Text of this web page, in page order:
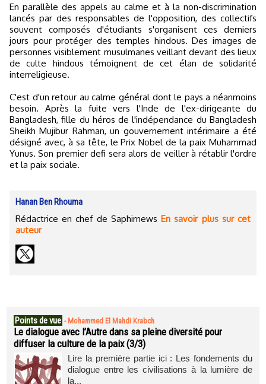
En parallèle des appels au calme et à la non-discrimination
lancés par des responsables de l'opposition, des collectifs
souvent composés d'étudiants s'organisent ces derniers
jours pour protéger des temples hindous. Des images de
personnes visiblement musulmanes veillant devant des lieux
de culte hindous témoignent de cet élan de solidarité
interreligieuse.
C'est d'un retour au calme général dont le pays a néanmoins
besoin. Après la fuite vers l'Inde de l'ex-dirigeante du
Bangladesh, fille du héros de l'indépendance du Bangladesh
Sheikh Mujibur Rahman, un gouvernement intérimaire a été
désigné avec, à sa tête, le Prix Nobel de la paix Muhammad
Yunus. Son premier defi sera alors de veiller à rétablir l'ordre
et la paix sociale.
Hanan Ben Rhouma
Rédactrice en chef de SaphirnewsEn savoir plus sur cet
auteur
Points de vue - Mohammed El Mahdi Krabch
Le dialogue avec l’Autre dans sa pleine diversité pour
diffuser la culture de la paix (3/3)
Lire la première partie ici : Les fondements du
dialogue entre les civilisations à la lumière de
la...